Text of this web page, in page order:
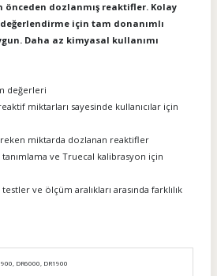
dozlanmış reaktifler. Kolay
için tam donanımlı
Daha az kimyasal kullanımı
değerleri
miktarları sayesinde kullanıcılar için
miktarda dozlanan reaktifler
ve Truecal kalibrasyon için
ve ölçüm aralıkları arasında farklılık
DR6000, DR1900